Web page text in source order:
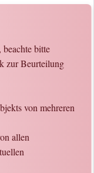
bitte
zur Beurteilung
von mehreren
allen